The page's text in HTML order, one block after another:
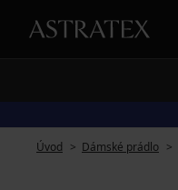
Úvod Dámské prádlo